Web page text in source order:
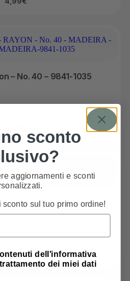
– No. 40 – 9841-1035
– No. 40 – 9841-1027
4,99€
sconto
aggiornamenti e sconti
sul tuo primo ordine!
dell'informativa
dei miei dati